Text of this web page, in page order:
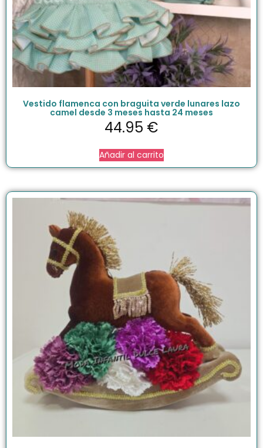
Vestido flamenca con braguita verde lunares lazo
camel desde 3 meses hasta 24 meses
44.95 €
Añadir al carrito